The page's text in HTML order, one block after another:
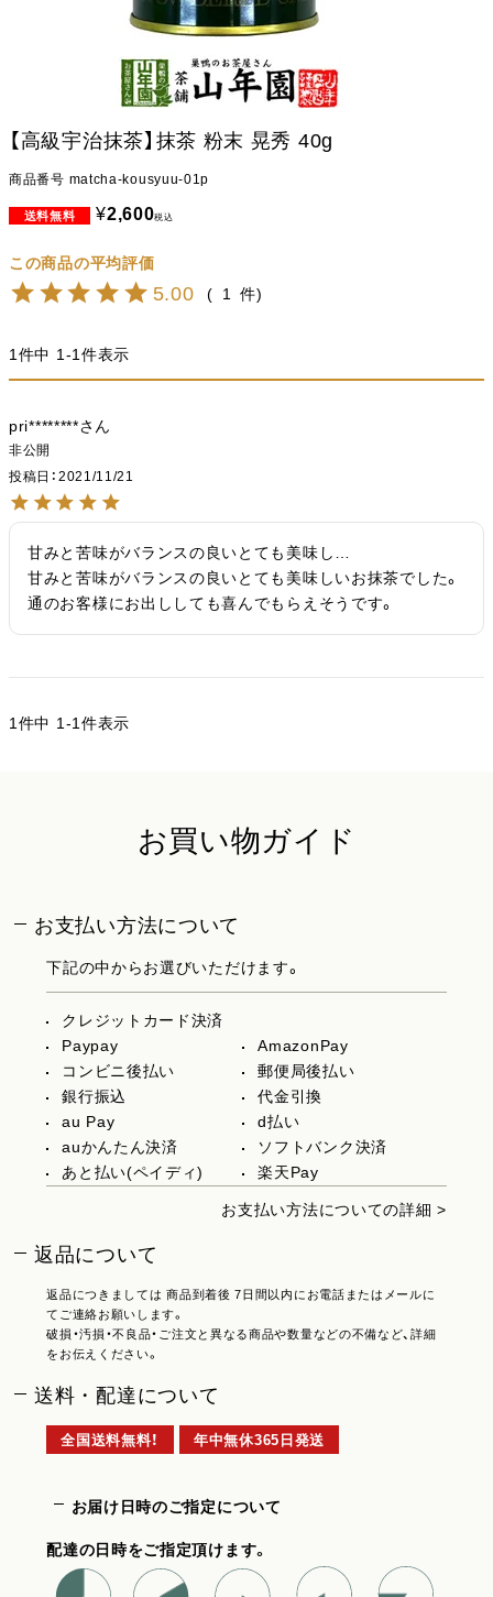
【高級宇治抹茶】抹茶 粉末 晃秀 40g
商品番号 matcha-kousyuu-01p
¥2,600税込
5.00 1
1件中 1-1件表示
pri********
非公開
投稿日
2021/11/21
甘みと苦味がバランスの良いとても美味し…
甘みと苦味がバランスの良いとても美味しいお抹茶でした。
通のお客様にお出ししても喜んでもらえそうです。
1件中 1-1件表示
お買い物ガイド
お支払い方法について
下記の中からお選びいただけます。
クレジットカード決済
Paypay
AmazonPay
コンビニ後払い
郵便局後払い
銀行振込
代金引換
au Pay
d払い
auかんたん決済
ソフトバンク決済
あと払い(ペイディ)
楽天Pay
お支払い方法についての詳細 >
返品について
返品につきましては 商品到着後 7日間以内にお電話またはメールに
てご連絡お願いします。
破損・汚損・不良品・ご注文と異なる商品や数量などの不備など、詳細
をお伝えください。
送料・配達について
全国送料無料！ 年中無休365日発送
お届け日時のご指定について
配達の日時をご指定頂けます。